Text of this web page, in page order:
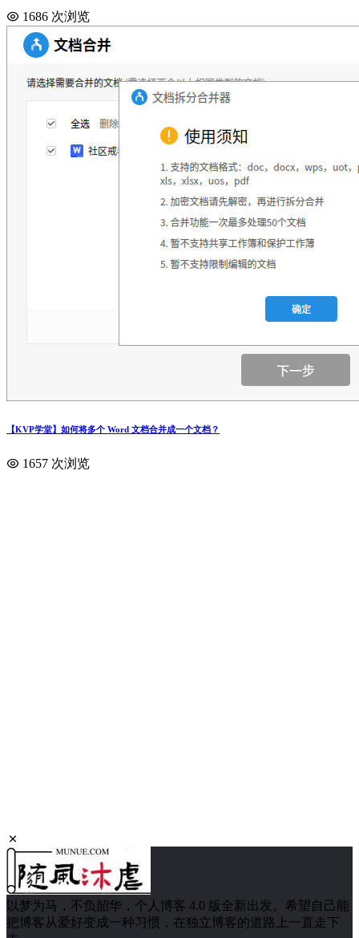
1686 次浏览
【KVP学堂】如何将多个 Word 文档合并成一个文档？
1657 次浏览
以梦为马，不负韶华，个人博客 4.0 版全新出发。希望自己能
把博客从爱好变成一种习惯，在独立博客的道路上一直走下